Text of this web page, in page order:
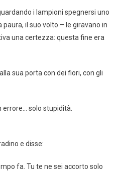
i lampioni spegnersi uno
paura, il suo volto – le giravano in
una certezza: questa fine era
sua porta con dei fiori, con gli
errore… solo stupidità.
e disse:
fa. Tu te ne sei accorto solo